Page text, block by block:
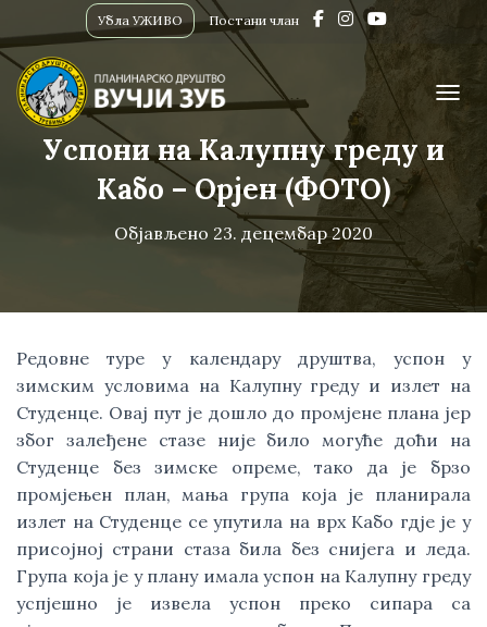
Убла УЖИВО Постани члан
Успони на Калупну греду и
Кабо – Орјен (ФОТО)
Објављено 23. децембар 2020
Редовне туре у календару друштва, успон у
зимским условима на Калупну греду и излет на
Студенце. Овај пут је дошло до промјене плана јер
због залеђене стазе није било могуће доћи на
Студенце без зимске опреме, тако да је брзо
промјењен план, мања група која је планирала
излет на Студенце се упутила на врх Кабо гдје је у
присојној страни стаза била без снијега и леда.
Група која је у плану имала успон на Калупну греду
успјешно је извела успон преко сипара са